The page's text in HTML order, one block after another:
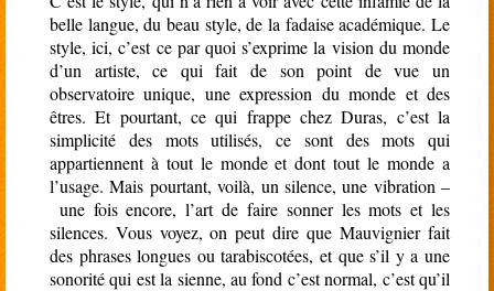
belle langue, du beau style, de la fadaise académique. Le
style, ici, c’est ce par quoi s’exprime la vision du monde
d’un artiste, ce qui fait de son point de vue un
observatoire unique, une expression du monde et des
êtres. Et pourtant, ce qui frappe chez Duras, c’est la
simplicité des mots utilisés, ce sont des mots qui
appartiennent à tout le monde et dont tout le monde a
l’usage. Mais pourtant, voilà, un silence, une vibration –
une fois encore, l’art de faire sonner les mots et les
silences. Vous voyez, on peut dire que Mauvignier fait
des phrases longues ou tarabiscotées, et que s’il y a une
sonorité qui est la sienne, au fond c’est normal, c’est qu’il